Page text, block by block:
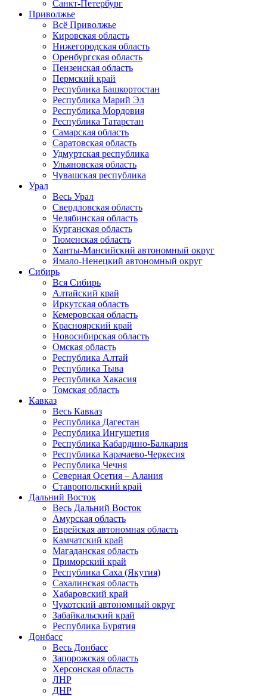
Санкт-Петербург
Приволжье
Всё Приволжье
Кировская область
Нижегородская область
Оренбургская область
Пензенская область
Пермский край
Республика Башкортостан
Республика Марий Эл
Республика Мордовия
Республика Татарстан
Самарская область
Саратовская область
Удмуртская республика
Ульяновская область
Чувашская республика
Урал
Весь Урал
Свердловская область
Челябинская область
Курганская область
Тюменская область
Ханты-Мансийский автономный округ
Ямало-Ненецкий автономный округ
Сибирь
Вся Сибирь
Алтайский край
Иркутская область
Кемеровская область
Красноярский край
Новосибирская область
Омская область
Республика Алтай
Республика Тыва
Республика Хакасия
Томская область
Кавказ
Весь Кавказ
Республика Дагестан
Республика Ингушетия
Республика Кабардино-Балкария
Республика Карачаево-Черкесия
Республика Чечня
Северная Осетия – Алания
Ставропольский край
Дальний Восток
Весь Дальний Восток
Амурская область
Еврейская автономная область
Камчатский край
Магаданская область
Приморский край
Республика Саха (Якутия)
Сахалинская область
Хабаровский край
Чукотский автономный округ
Забайкальский край
Республика Бурятия
Донбасс
Весь Донбасс
Запорожская область
Херсонская область
ЛНР
ДНР